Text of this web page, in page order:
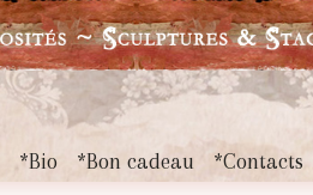
*Bio *Bon cadeau *Contacts